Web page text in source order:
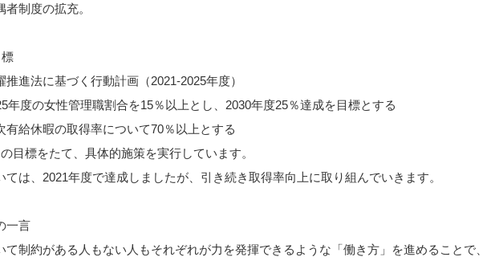
制度の拡充。
法に基づく行動計画（2021-2025年度）
女性管理職割合を15％以上とし、2030年度25％達成を目標とする
暇の取得率について70％以上とする
標をたて、具体的施策を実行しています。
、2021年度で達成しましたが、引き続き取得率向上に取り組んでいきます。
一言
制約がある人もない人もそれぞれが力を発揮できるような「働き方」を進めることで